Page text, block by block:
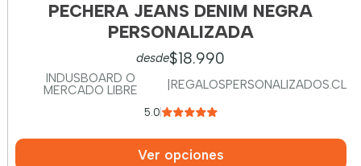
PECHERA JEANS DENIM NEGRA
PERSONALIZADA
desde$18.990
INDUSBOARD O
MERCADO LIBRE
REGALOSPERSONALIZADOS.CL
5.0
Ver opciones